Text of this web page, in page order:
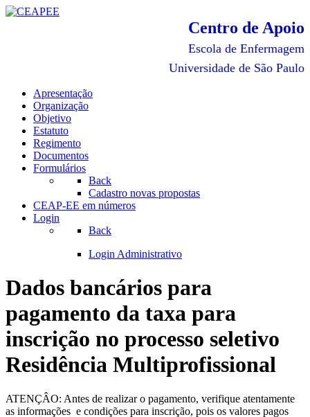
Centro de Apoio
Escola de Enfermagem
Universidade de São Paulo
Apresentação
Organização
Objetivo
Estatuto
Regimento
Documentos
Formulários
Back
Cadastro novas propostas
CEAP-EE em números
Login
Back
Login Administrativo
Dados bancários para
pagamento da taxa para
inscrição no processo seletivo
Residência Multiprofissional
ATENÇÂO: Antes de realizar o pagamento, verifique atentamente
as informações e condições para inscrição, pois os valores pagos